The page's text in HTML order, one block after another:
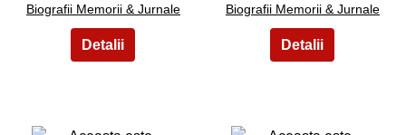
Biografii Memorii & Jurnale Biografii Memorii & Jurnale